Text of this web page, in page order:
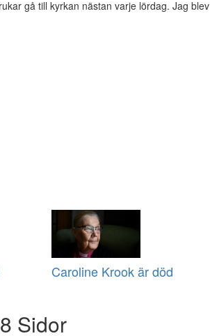
gå till kyrkan nästan varje lördag. Jag blev
Caroline Krook är död
Sidor